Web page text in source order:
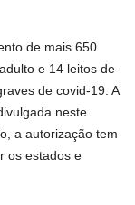
de mais 650
e 14 leitos de
de covid-19. A
neste
a autorização tem
os estados e